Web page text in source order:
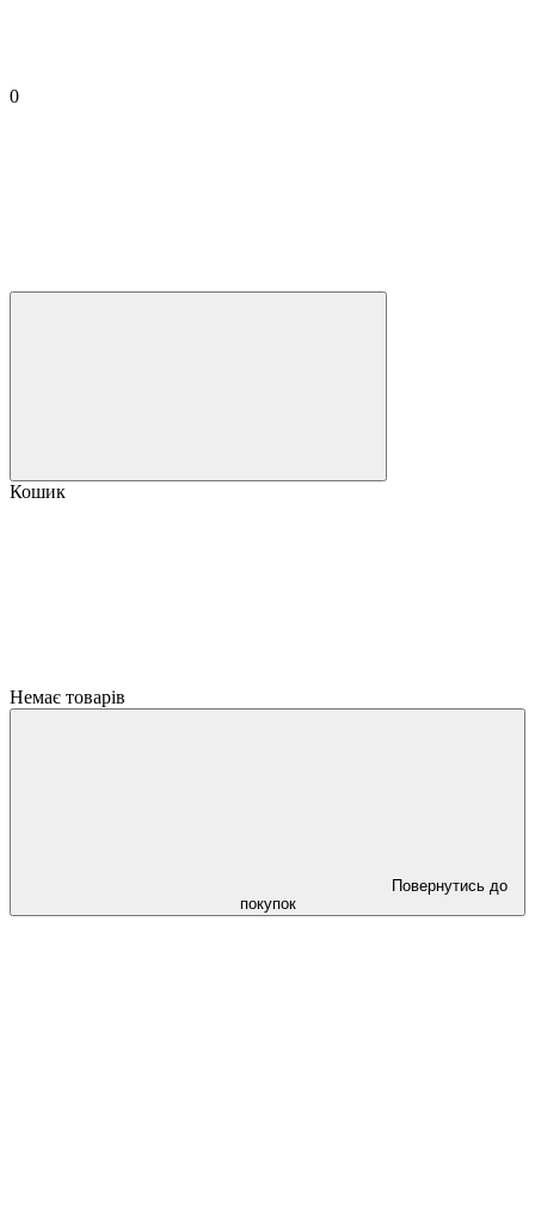
0
Кошик
Немає товарів
Повернутись до
покупок